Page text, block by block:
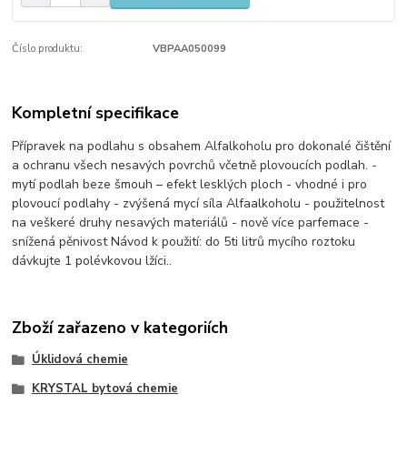
Číslo produktu: VBPAA050099
Kompletní specifikace
Přípravek na podlahu s obsahem Alfalkoholu pro dokonalé čištění
a ochranu všech nesavých povrchů včetně plovoucích podlah. -
mytí podlah beze šmouh – efekt lesklých ploch - vhodné i pro
plovoucí podlahy - zvýšená mycí síla Alfaalkoholu - použitelnost
na veškeré druhy nesavých materiálů - nově více parfemace -
snížená pěnivost Návod k použití: do 5ti litrů mycího roztoku
dávkujte 1 polévkovou lžíci..
Zboží zařazeno v kategoriích
Úklidová chemie
KRYSTAL bytová chemie